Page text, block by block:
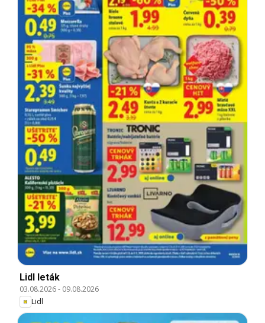
Lidl leták
03.08.2026- 09.08.2026
Lidl